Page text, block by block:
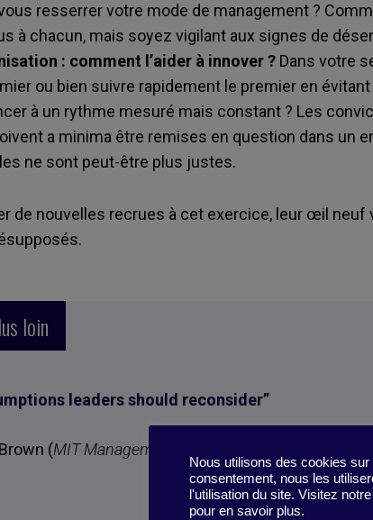
resserrer votre mode de management ?
à chacun, mais soyez vigilant aux signes de
: comment l’aider à innover ?Dans votre
ou bien suivre rapidement le premier en
à un rythme mesuré mais constant ? Les
a minima être remises en question dans un
ne sont peut-être plus justes.
de nouvelles recrues à cet exercice, leur œil neuf
loin
leaders should reconsider”
(MIT Management Sloan Review
Nous utilisons des cookies
consentement, nous les
l'utilisation du site. Visitez
pour en savoir plus.